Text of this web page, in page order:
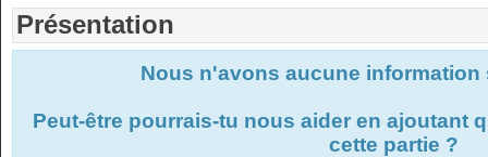
Présentation
Nous n'avons aucune
Peut-être pourrais-tu nous aider en ajoutant
cette partie ?